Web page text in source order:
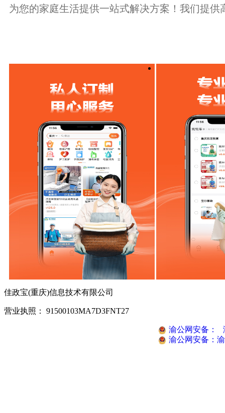
为您的家庭生活提供一站式解决方案！我们提
佳政宝(重庆)信息技术有限公司
营业执照： 91500103MA7D3FNT27
渝公网安备：
渝公网安备：